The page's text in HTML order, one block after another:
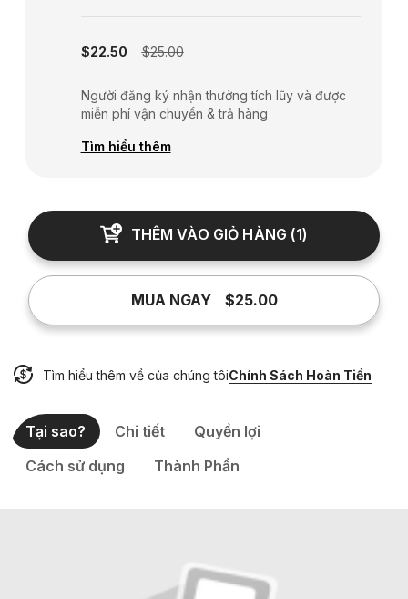
$22.50 $25.00
Người đăng ký nhận thưởng tích lũy và được
miễn phí vận chuyển & trả hàng
Tìm hiểu thêm
THÊM VÀO GIỎ HÀNG (1)
MUA NGAY $25.00
Tìm hiểu thêm về của chúng tôiChính Sách Hoàn Tiền
Tại sao? Chi tiết
Quyền lợi
Cách sử dụng
Thành Phần